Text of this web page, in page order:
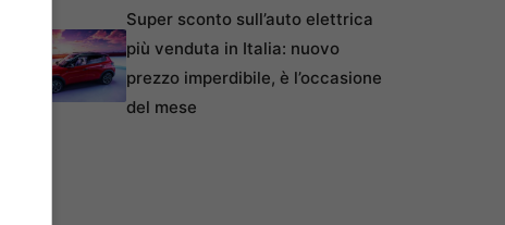
Super sconto sull’auto elettrica
più venduta in Italia: nuovo
prezzo imperdibile, è l’occasione
del mese